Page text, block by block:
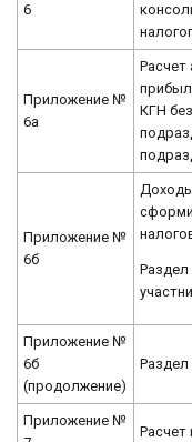
6
Приложение №
6а
Расчет
КГН
Приложение №
6б
Приложение №
6б
(продолжение)
Приложение №
Расчет